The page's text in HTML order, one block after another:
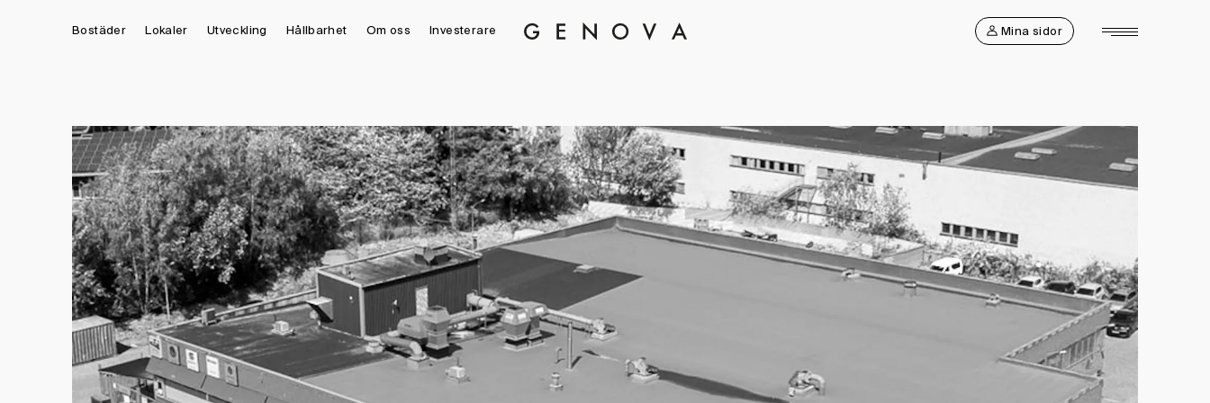
Genova
Bostäder Lokaler Utveckling Hållbarhet Om oss Investerare Mina sidor